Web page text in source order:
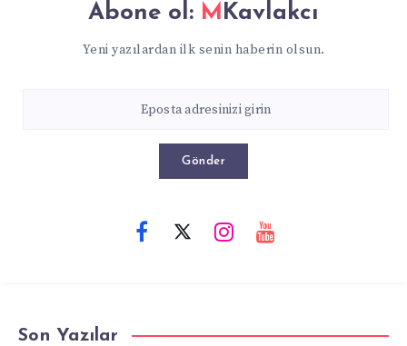
Abone ol: MKavlakcı
Yeni yazılardan ilk senin haberin olsun.
Gönder
Son Yazılar